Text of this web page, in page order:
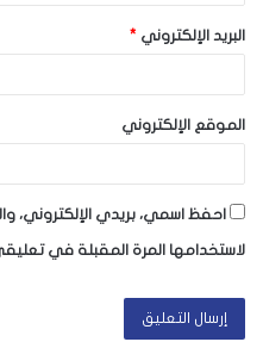
البريد الإلكتروني *
الموقع الإلكتروني
احفظ اسمي، بريدي الإلكتروني،
لاستخدامها المرة المقبلة في